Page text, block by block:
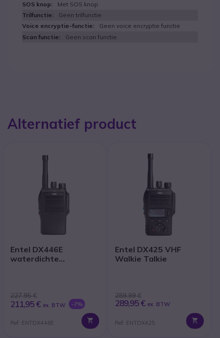
Met SOS knop
Geen trilfunctie
Geen voice encryptie functie
Geen scan functie
Alternatief product
Entel DX446E
waterdichte
227,95 €
211,95 € ex. BTW -7%
Ref: ENTDX446E
Entel DX425 VHF
Walkie Talkie
289,99 €
289,95 € ex. BTW
Ref: ENTDX425